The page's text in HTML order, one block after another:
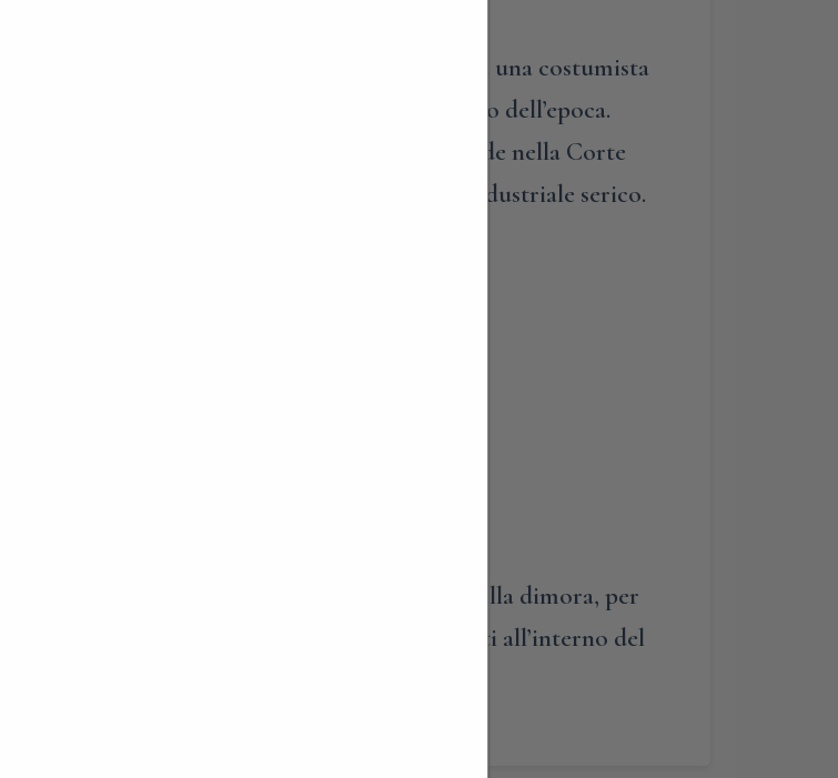
villa e persino un abito dell’epoca ricreato da una costumista
i Verri e l’affascinante cultura socio economico dell’epoca.
dedicata a San Filippo Neri per poi conclude nella Corte
successivo, per volere di Cipriano Orazio, industriale serico.
(MB)
momento dell’anno, previa disponibilità della dimora, per
aggregarsi nei giorni di visita prestabiliti all’interno del